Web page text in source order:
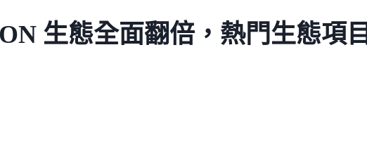
生態全面翻倍，熱門生態項目